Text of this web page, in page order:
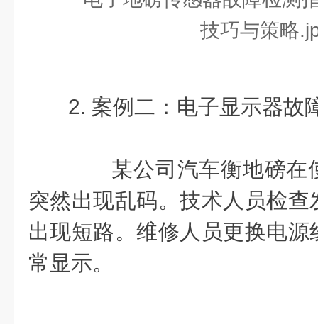
2. 案例二：电子显示器故
某公司汽车衡地磅在
突然出现乱码。技术人员检
出现短路。维修人员更换电
常显示。